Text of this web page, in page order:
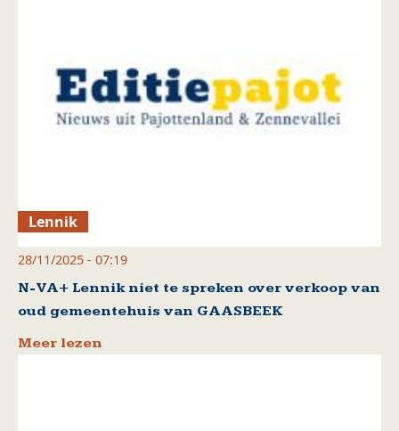
Lennik
28/11/2025 - 07:19
N-VA+ Lennik niet te spreken over verkoop van
oud gemeentehuis van GAASBEEK
Meer lezen